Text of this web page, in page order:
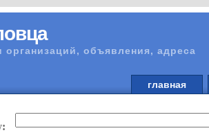
организаций, объявления, адреса
главная